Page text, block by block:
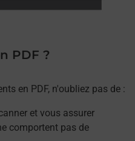
PDF ?
en PDF, n'oubliez pas de :
et vous assurer
comportent pas de